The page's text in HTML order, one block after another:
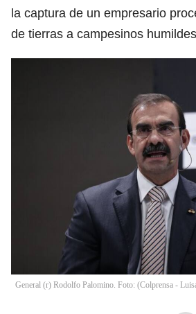
la captura de un empresario
de tierras a campesinos
General (r) Rodolfo Palomino. Foto: (Colprensa -